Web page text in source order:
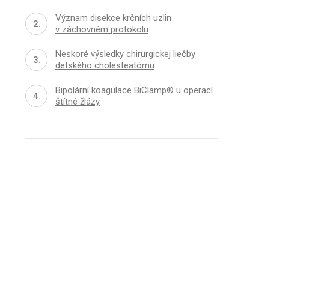
Význam disekce krčních uzlin
v záchovném protokolu
Neskoré výsledky chirurgickej liečby
detského cholesteatómu
Bipolární koagulace BiClamp® u operací
štítné žlázy